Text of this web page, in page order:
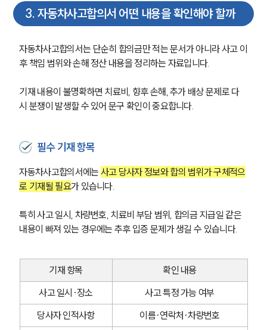
3. 자동차사고합의서 어떤 내용을 확인해야 할까
자동차사고합의서는 단순히 합의금만 적는 문서가 아니라 사고 이
후 책임 범위와 손해 정산 내용을 정리하는 자료입니다.
기재 내용이 불명확하면 치료비, 향후 손해, 추가 배상 문제로 다
시 분쟁이 발생할 수 있어 문구 확인이 중요합니다.
필수 기재 항목
자동차사고합의서에는 사고 당사자 정보와 합의 범위가 구체적으
로 기재될 필요가 있습니다.
특히 사고 일시, 차량번호, 치료비 부담 범위, 합의금 지급일 같은
내용이 빠져 있는 경우에는 추후 입증 문제가 생길 수 있습니다.
기재 항목
확인 내용
사고 일시·장소
사고 특정 가능 여부
당사자 인적사항
이름·연락처·차량번호